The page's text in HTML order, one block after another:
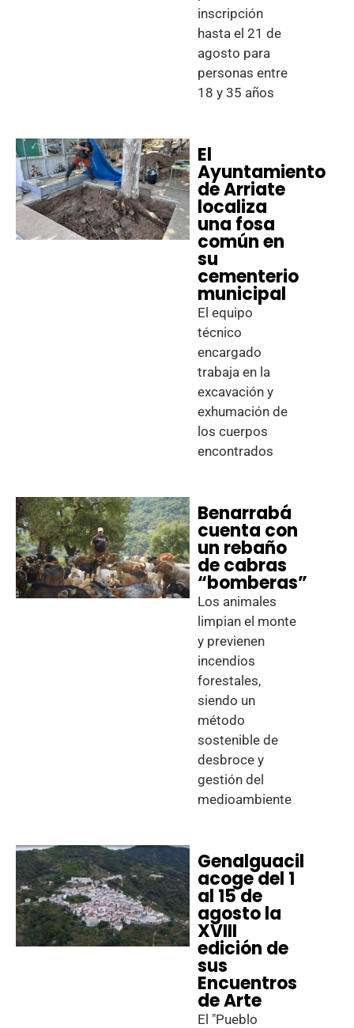
inscripción
hasta el 21 de
agosto para
personas entre
18 y 35 años
El
Ayuntamiento
de Arriate
localiza
una fosa
común en
su
cementerio
municipal
El equipo
técnico
encargado
trabaja en la
excavación y
exhumación de
los cuerpos
encontrados
Benarrabá
cuenta con
un rebaño
de cabras
“bomberas”
Los animales
limpian el monte
y previenen
incendios
forestales,
siendo un
método
sostenible de
desbroce y
gestión del
medioambiente
Genalguacil
acoge del 1
al 15 de
agosto la
XVIII
edición de
sus
Encuentros
de Arte
El "Pueblo